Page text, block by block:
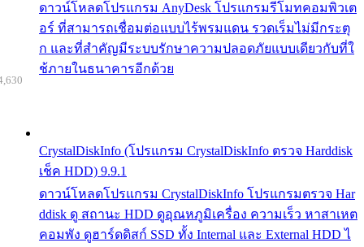
ดาวน์โหลดโปรแกรม AnyDesk โปรแกรมรีโมทคอมพิวเต
อร์ ที่สามารถเชื่อมต่อแบบไร้พรมแดน รวดเร็มไม่มีกระตุ
ก และที่สำคัญมีระบบรักษาความปลอดภัยแบบเดียวกับที่ใ
ช้ภายในธนาคารอีกด้วย
CrystalDiskInfo (โปรแกรม CrystalDiskInfo ตรวจ Harddisk
เช็ค HDD) 9.9.1
ดาวน์โหลดโปรแกรม CrystalDiskInfo โปรแกรมตรวจ Har
ddisk ดู สถานะ HDD ดูอุณหภูมิเครื่อง ความเร็ว หาสาเหต
คอมพัง ดูฮาร์ดดิสก์ SSD ทั้ง Internal และ External HDD ไ